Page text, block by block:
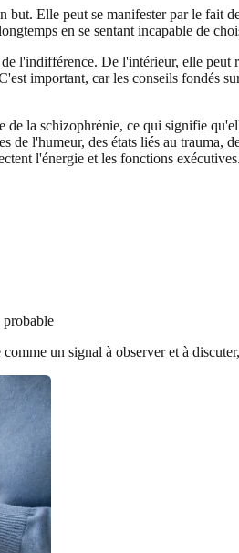
Elle peut se manifester par le fait
en se sentant incapable de
l'indifférence. De l'intérieur, elle
important, car les conseils fondés
la schizophrénie, ce qui signifie
l'humeur, des états liés au trauma,
l'énergie et les fonctions exécutives.
probable
un signal à observer et à